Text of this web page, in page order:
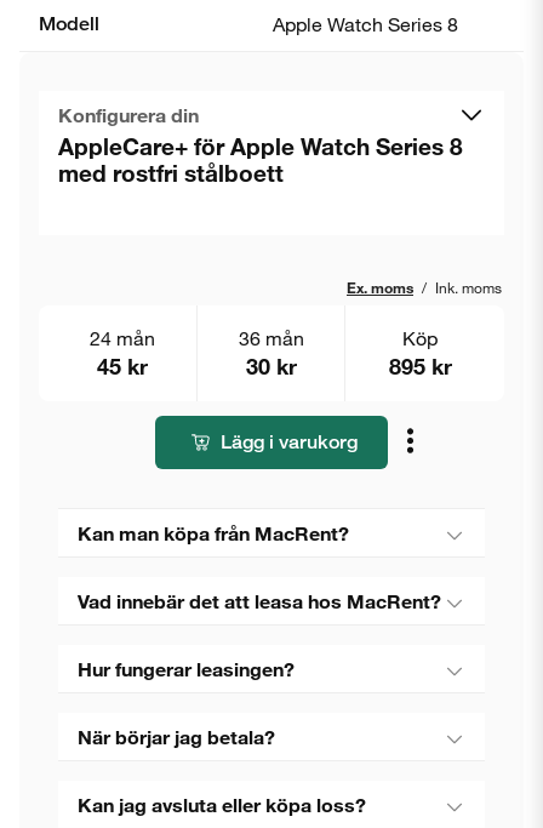
Modell Apple Watch Series 8
Konfigurera din
AppleCare+ för Apple Watch Series 8
med rostfri stålboett
Ex. moms / Ink. moms
24 mån
45 kr
36 mån
30 kr
Köp
895 kr
Lägg i varukorg
Kan man köpa från MacRent?
Vad innebär det att leasa hos MacRent?
Hur fungerar leasingen?
När börjar jag betala?
Kan jag avsluta eller köpa loss?